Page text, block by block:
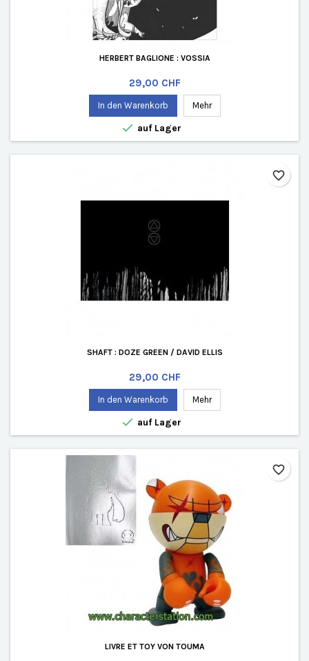
HERBERT BAGLIONE : VOSSIA
Preis
29,00 CHF
In den Warenkorb Mehr
 auf Lager
SHAFT : DOZE GREEN / DAVID ELLIS
Preis
29,00 CHF
In den Warenkorb Mehr
 auf Lager
favorite_border
LIVRE ET TOY VON TOUMA
favorite_border